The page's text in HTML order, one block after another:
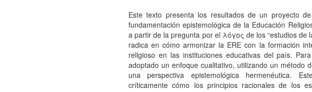
Este texto presenta los resultados de un proyecto
fundamentación epistemológica de la Educación
a partir de la pregunta por el λόγος de los “estudios de
radica en cómo armonizar la ERE con la formación
religioso en las instituciones educativas del país.
adoptado un enfoque cualitativo, utilizando un método
una perspectiva epistemológica hermenéutica.
críticamente cómo los principios racionales de los